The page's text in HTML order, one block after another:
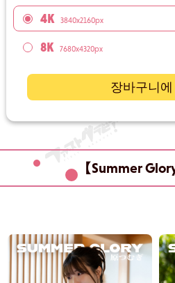
4K 3840x2160px
8K 7680x4320px
장바구니에
【Summer